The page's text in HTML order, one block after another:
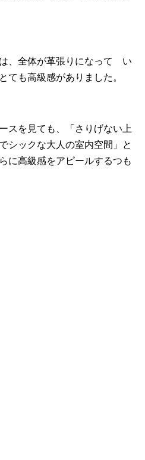
、全体が革張りになって い
ても高級感がありました。
スを見ても、「さりげない上
シックな大人の室内空間」と
に高級感をアピールするつも